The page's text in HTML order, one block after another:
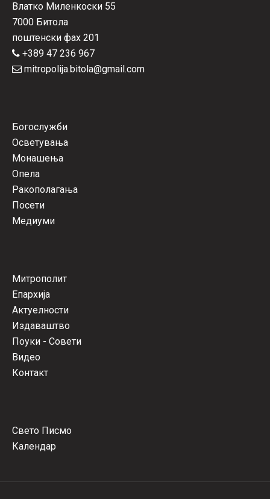
Влатко Миленкоски 55
7000 Битола
поштенски фах 201
+389 47 236 967
mitropolija.bitola@gmail.com
Богослужби
Осветувања
Монашења
Опела
Ракополагања
Посети
Медиуми
Митрополит
Епархија
Актуелности
Издаваштво
Поуки - Совети
Видео
Контакт
Свето Писмо
Календар